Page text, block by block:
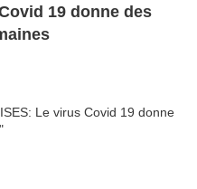
19 donne des